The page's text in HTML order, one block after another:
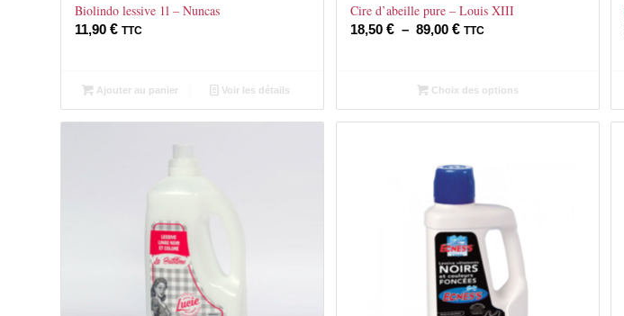
Biolindo lessive 1l – Nuncas
11,90 € TTC
Ajouter au panier Voir les détails
Cire d’abeille pure – Louis XIII
18,50 € – 89,00 €Plage
18,50 €
à
TTC
Choix des options